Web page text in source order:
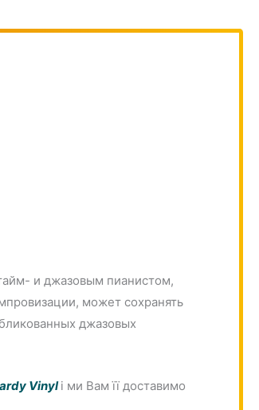
и джазовым пианистом,
может сохранять
джазовых
Vinyl і ми Вам її доставимо